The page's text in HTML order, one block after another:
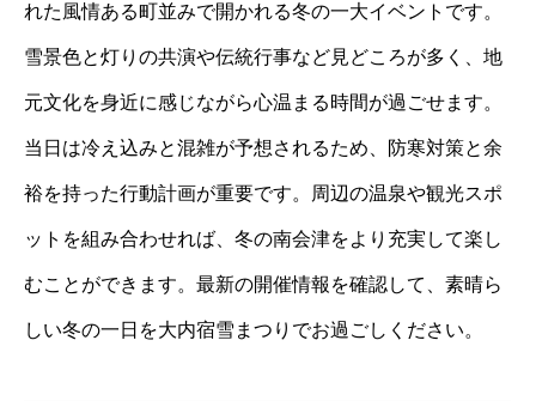
れた風情ある町並みで開かれる冬の一大イベントです。
雪景色と灯りの共演や伝統行事など見どころが多く、地
元文化を身近に感じながら心温まる時間が過ごせます。
当日は冷え込みと混雑が予想されるため、防寒対策と余
裕を持った行動計画が重要です。周辺の温泉や観光スポ
ットを組み合わせれば、冬の南会津をより充実して楽し
むことができます。最新の開催情報を確認して、素晴ら
しい冬の一日を大内宿雪まつりでお過ごしください。